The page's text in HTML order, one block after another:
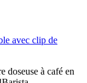
avec clip de